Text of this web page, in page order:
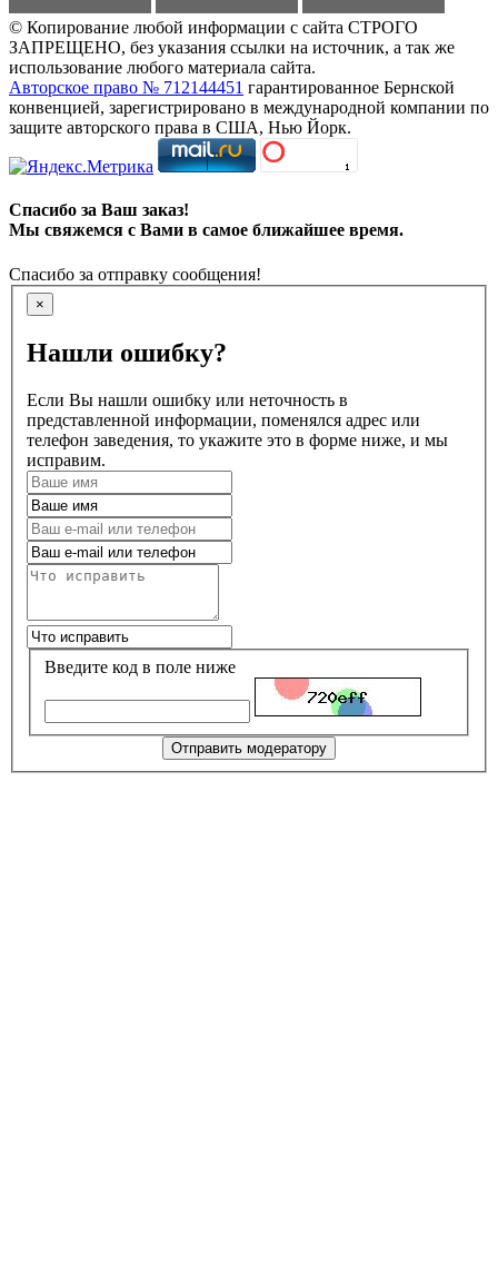
© Копирование любой информации с сайта СТРОГО
ЗАПРЕЩЕНО, без указания ссылки на источник, а так же
использование любого материала сайта.
Авторское право № 712144451 гарантированное Бернской
конвенцией, зарегистрировано в международной компании по
защите авторского права в США, Нью Йорк.
Спасибо за Ваш заказ!
Мы свяжемся с Вами в самое ближайшее время.
Спасибо за отправку сообщения!
×
Нашли ошибку?
Если Вы нашли ошибку или неточность в
представленной информации, поменялся адрес или
телефон заведения, то укажите это в форме ниже, и мы
исправим.
Введите код в поле ниже
Отправить модератору